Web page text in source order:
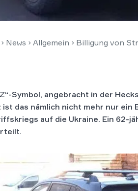
› News › Allgemein › Billigung von
Symbol, angebracht in der
ist das nämlich nicht mehr nur
auf die Ukraine. Ein 62-